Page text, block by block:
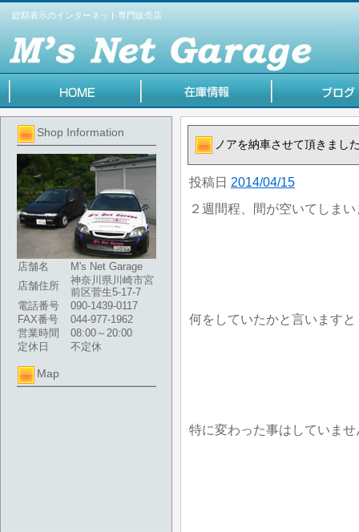
総額表示のインターネット専門販売店
Shop Information
店舗名
M's Net Garage
店舗住所
神奈川県川崎市宮
前区菅生5-17-7
電話番号
090-1439-0117
FAX番号
044-977-1962
営業時間
08:00～20:00
定休日
不定休
Map
ノアを納車させて頂きまし
投稿日 2014/04/15
２週間程、間が空いてしま
何をしていたかと言います
特に変わった事はしていま